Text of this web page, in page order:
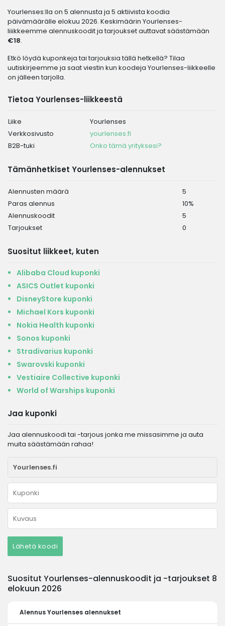
Yourlenses:lla on 5 alennusta ja 5 aktiivista koodia
päivämäärälle elokuu 2026. Keskimäärin Yourlenses-
liiikkeemme alennuskoodit ja tarjoukset auttavat säästämään
€18.
Etkö löydä kuponkeja tai tarjouksia tällä hetkellä? Tilaa
uutiskirjeemme ja saat viestin kun koodeja Yourlenses-liikkeelle
on jälleen tarjolla.
Tietoa Yourlenses-liikkeestä
Liike
Yourlenses
Verkkosivusto
yourlenses.fi
B2B-tuki
Onko tämä yrityksesi?
Tämänhetkiset Yourlenses-alennukset
Alennusten määrä
5
Paras alennus
10%
Alennuskoodit
5
Tarjoukset
0
Suositut liikkeet, kuten
Alibaba Cloud kuponki
ASICS Outlet kuponki
DisneyStore kuponki
Michael Kors kuponki
Nokia Health kuponki
Sonos kuponki
Stradivarius kuponki
Swarovski kuponki
Vestiaire Collective kuponki
World of Warships kuponki
Jaa kuponki
Jaa alennuskoodi tai -tarjous jonka me missasimme ja auta
muita säästämään rahaa!
Lähetä koodi
Suositut Yourlenses-alennuskoodit ja -tarjoukset 8
elokuun 2026
AlennusYourlenses alennukset